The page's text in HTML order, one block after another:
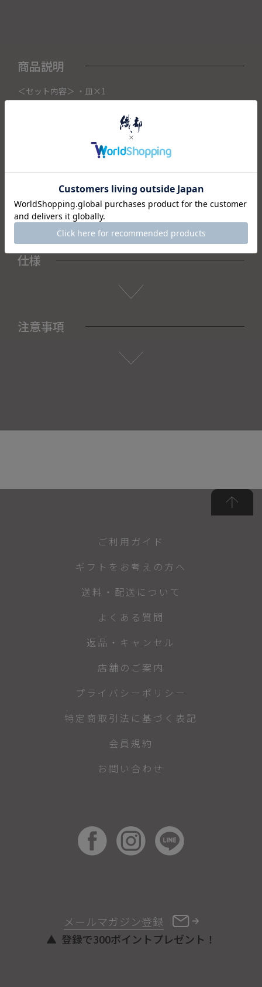
商品説明
＜セット内容＞ ・皿×1
こちらの商品はORIBE NAGOYAにて展示販売中の作品になり
ご注文いただいたタイミングによってORIBE NAGOYA店頭で
売り切れた場合は、キャンセルさせて頂きます。
またORIBE NAGOYAからの出荷になりますので、ご注文確認
予めご了承くださいませ。
仕様
注意事項
メールマガジン登録
登録で300ポイントプレゼント！
ご利用ガイド
ギフトをお考えの方へ
送料・配送について
よくある質問
返品・キャンセル
店舗のご案内
プライバシーポリシー
特定商取引法に基づく表記
会員規約
お問い合わせ